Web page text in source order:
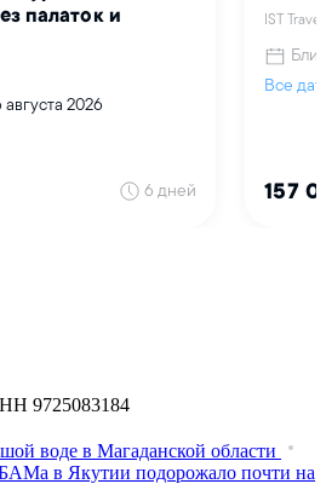
9725083184
воде в Магаданской области
в Якутии подорожало почти на